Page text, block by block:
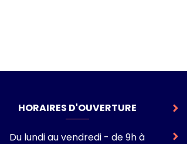
HORAIRES D'OUVERTURE
Du lundi au vendredi - de 9h à